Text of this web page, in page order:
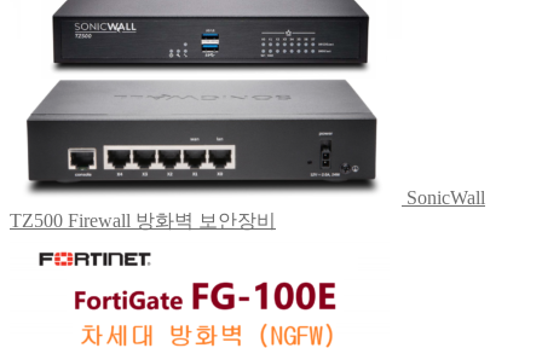
SonicWall
TZ500 Firewall 방화벽 보안장비